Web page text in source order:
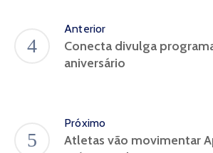
Anterior
Conecta divulga
aniversário
Próximo
Atletas vão movimentar